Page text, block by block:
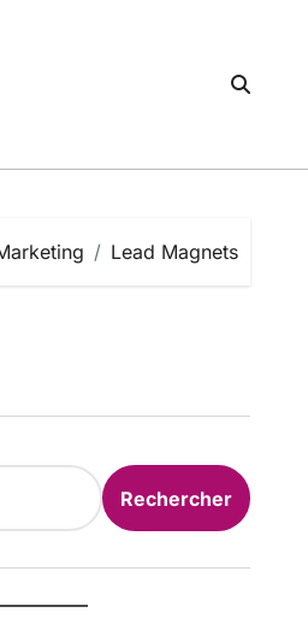
Lead Magnets
Rechercher